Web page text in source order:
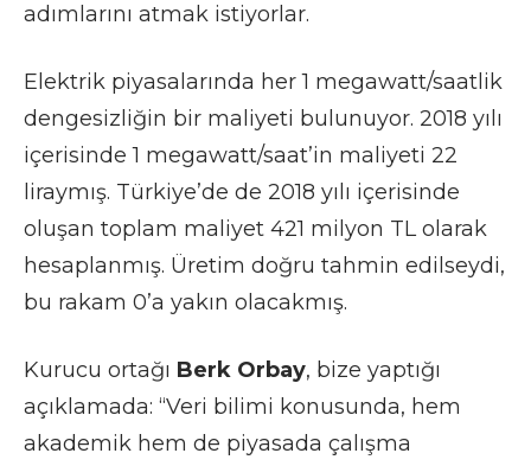
adımlarını atmak istiyorlar.
Elektrik piyasalarında her 1 megawatt/saatlik
dengesizliğin bir maliyeti bulunuyor. 2018 yılı
içerisinde 1 megawatt/saat’in maliyeti 22
liraymış. Türkiye’de de 2018 yılı içerisinde
oluşan toplam maliyet 421 milyon TL olarak
hesaplanmış. Üretim doğru tahmin edilseydi,
bu rakam 0’a yakın olacakmış.
Kurucu ortağı Berk Orbay, bize yaptığı
açıklamada: “Veri bilimi konusunda, hem
akademik hem de piyasada çalışma